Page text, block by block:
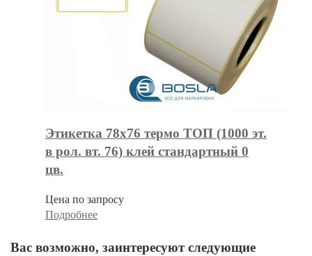
Этикетка 78х76 термо ТОП (1000 эт.
в рол. вт. 76) клей стандартный 0
цв.
Цена по запросу
Подробнее
Вас возможно, заинтересуют следующие